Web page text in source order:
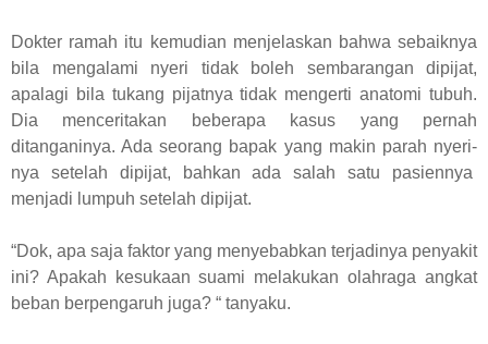
Dokter ramah itu kemudian menjelaskan bahwa sebaiknya
bila mengalami nyeri tidak boleh sembarangan dipijat,
apalagi bila tukang pijatnya tidak mengerti anatomi tubuh.
Dia menceritakan beberapa kasus yang pernah
ditanganinya. Ada seorang bapak yang makin parah nyeri-
nya setelah dipijat, bahkan ada salah satu pasiennya
menjadi lumpuh setelah dipijat.
“Dok, apa saja faktor yang menyebabkan terjadinya penyakit
ini? Apakah kesukaan suami melakukan olahraga angkat
beban berpengaruh juga? “ tanyaku.